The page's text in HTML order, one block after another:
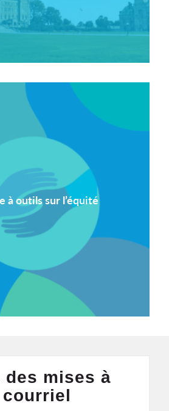
à outils sur l’équité
des mises à